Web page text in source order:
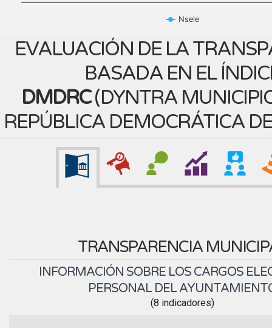
Nsele
EVALUACIÓN DE LA
BASADA EN EL
DMDRC(DYNTRA
REPÚBLICA DEMOCRÁTICA
TRANSPARENCIA
INFORMACIÓN SOBRE LOS CARGOS
PERSONAL DEL
(8 indicadores)